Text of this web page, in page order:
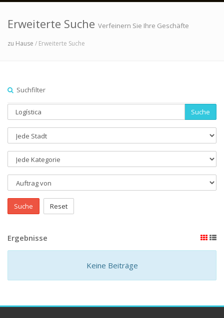
Erweiterte Suche Verfeinern Sie Ihre Geschäfte
zu Hause / Erweiterte Suche
Suchfilter
Suche
Suche Reset
Ergebnisse
Keine Beiträge